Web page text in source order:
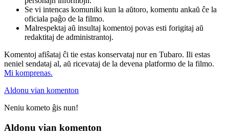
Se vi intencas komuniki kun la aŭtoro, komentu ankaŭ ĉe la
oficiala paĝo de la filmo.
Malrespektaj aŭ insultaj komentoj povas esti forigitaj aŭ
redaktitaj de administrantoj.
Komentoj afiŝataj ĉi tie estas konservataj nur en Tubaro. Ili estas
neniel sendataj al, aŭ ricevataj de la devena platformo de la filmo.
Mi komprenas.
Aldonu vian komenton
Neniu kometo ĝis nun!
Aldonu vian komenton